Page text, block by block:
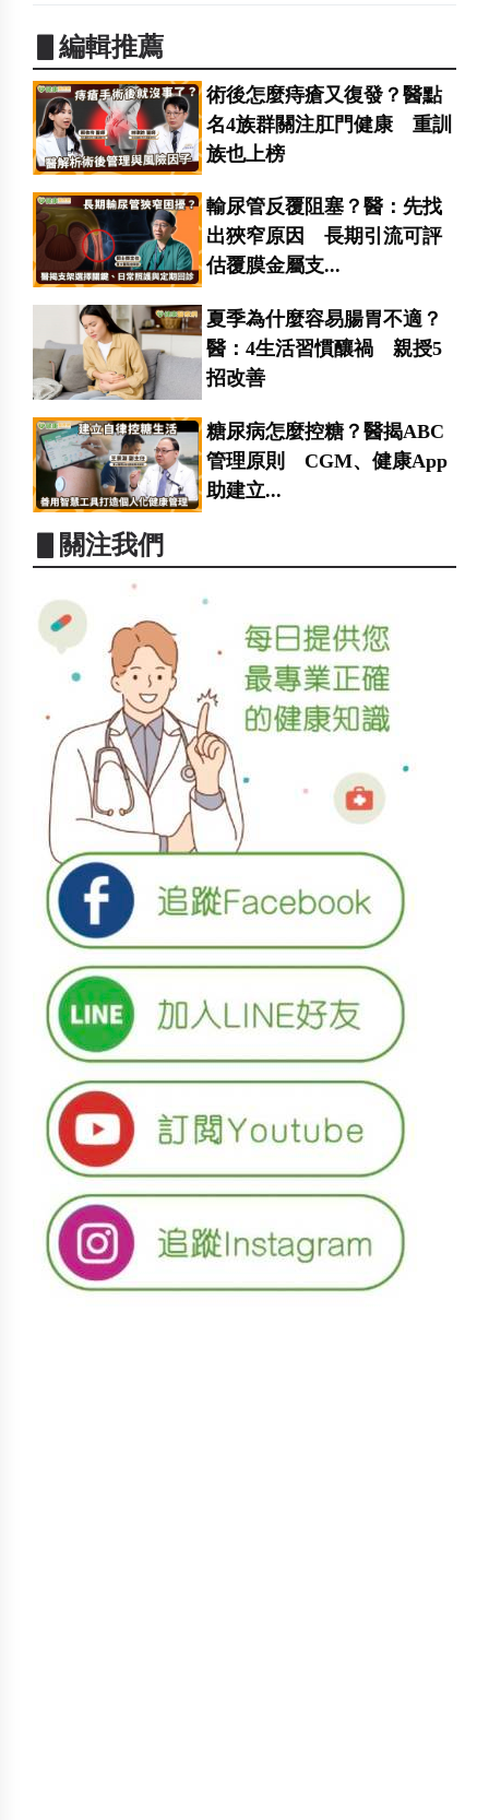
▋編輯推薦
術後怎麼痔瘡又復發？醫點
名4族群關注肛門健康 重訓
族也上榜
輸尿管反覆阻塞？醫：先找
出狹窄原因 長期引流可評
估覆膜金屬支...
夏季為什麼容易腸胃不適？
醫：4生活習慣釀禍 親授5
招改善
糖尿病怎麼控糖？醫揭ABC
管理原則 CGM、健康App
助建立...
▋關注我們